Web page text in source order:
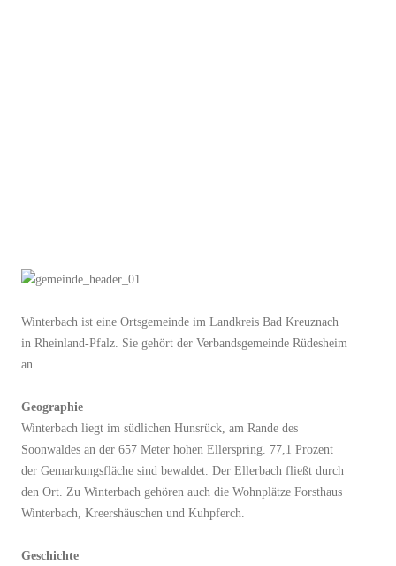
Winterbach ist eine Ortsgemeinde im Landkreis Bad Kreuznach
in Rheinland-Pfalz. Sie gehört der Verbandsgemeinde Rüdesheim
an.
Geographie
Winterbach liegt im südlichen Hunsrück, am Rande des
Soonwaldes an der 657 Meter hohen Ellerspring. 77,1 Prozent
der Gemarkungsfläche sind bewaldet. Der Ellerbach fließt durch
den Ort. Zu Winterbach gehören auch die Wohnplätze Forsthaus
Winterbach, Kreershäuschen und Kuhpferch.
Geschichte